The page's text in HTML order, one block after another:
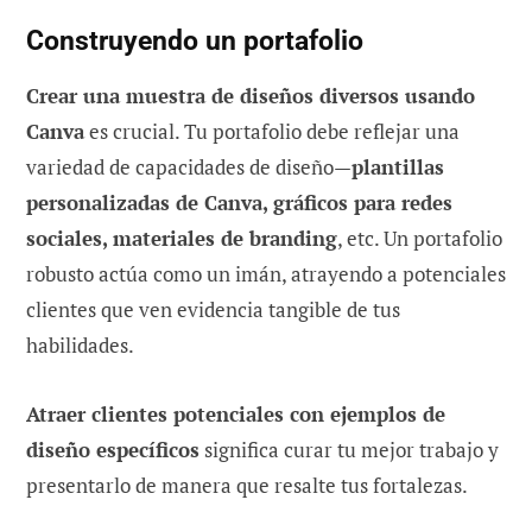
Construyendo un portafolio
Crear una muestra de diseños diversos usando
Canvaes crucial. Tu portafolio debe reflejar una
variedad de capacidades de diseño—plantillas
personalizadas de Canva, gráficos para redes
sociales, materiales de branding, etc. Un portafolio
robusto actúa como un imán, atrayendo a potenciales
clientes que ven evidencia tangible de tus
habilidades.
Atraer clientes potenciales con ejemplos de
diseño específicos significa curar tu mejor trabajo y
presentarlo de manera que resalte tus fortalezas.